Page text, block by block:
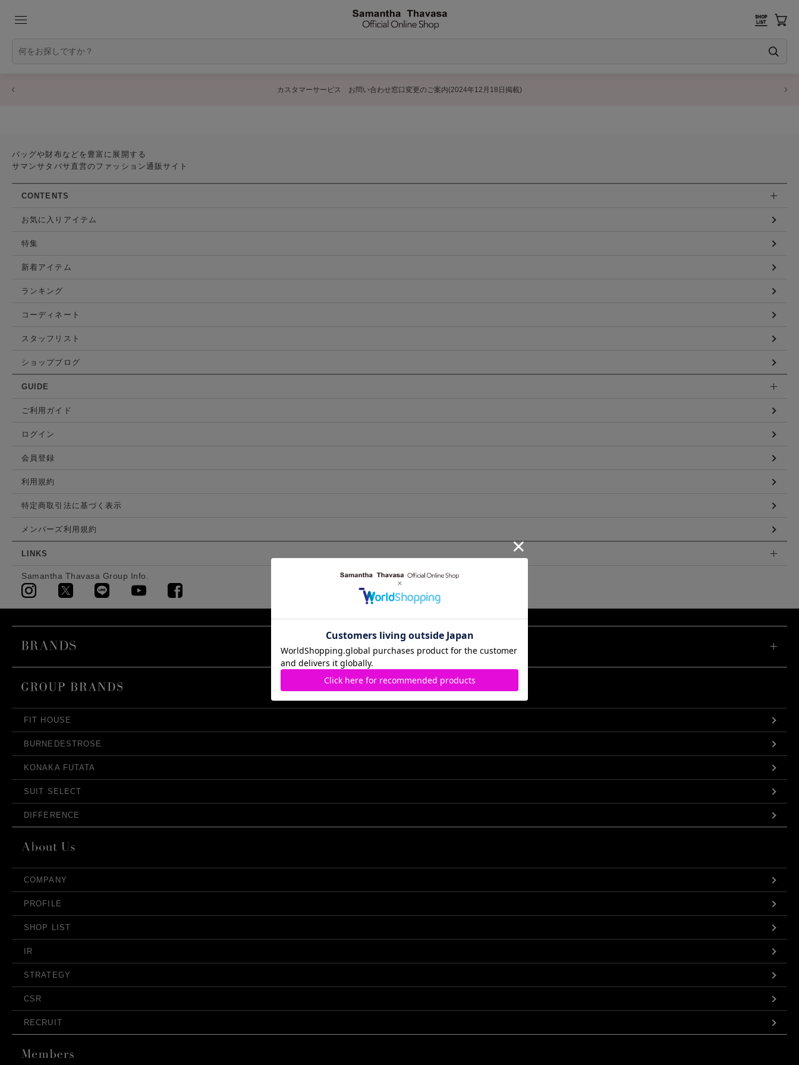
カスタマーサービス お問い合わせ窓口変更のご案内(2024年12月18日掲載)
バッグや財布などを豊富に展開する
サマンサタバサ直営のファッション通販サイト
CONTENTS
お気に入りアイテム
特集
新着アイテム
ランキング
コーディネート
スタッフリスト
ショップブログ
GUIDE
ご利用ガイド
ログイン
会員登録
利用規約
特定商取引法に基づく表示
メンバーズ利用規約
LINKS
Samantha Thavasa Group Info.
FIT HOUSE
BURNEDESTROSE
KONAKA FUTATA
SUIT SELECT
DIFFERENCE
COMPANY
PROFILE
SHOP LIST
IR
STRATEGY
CSR
RECRUIT